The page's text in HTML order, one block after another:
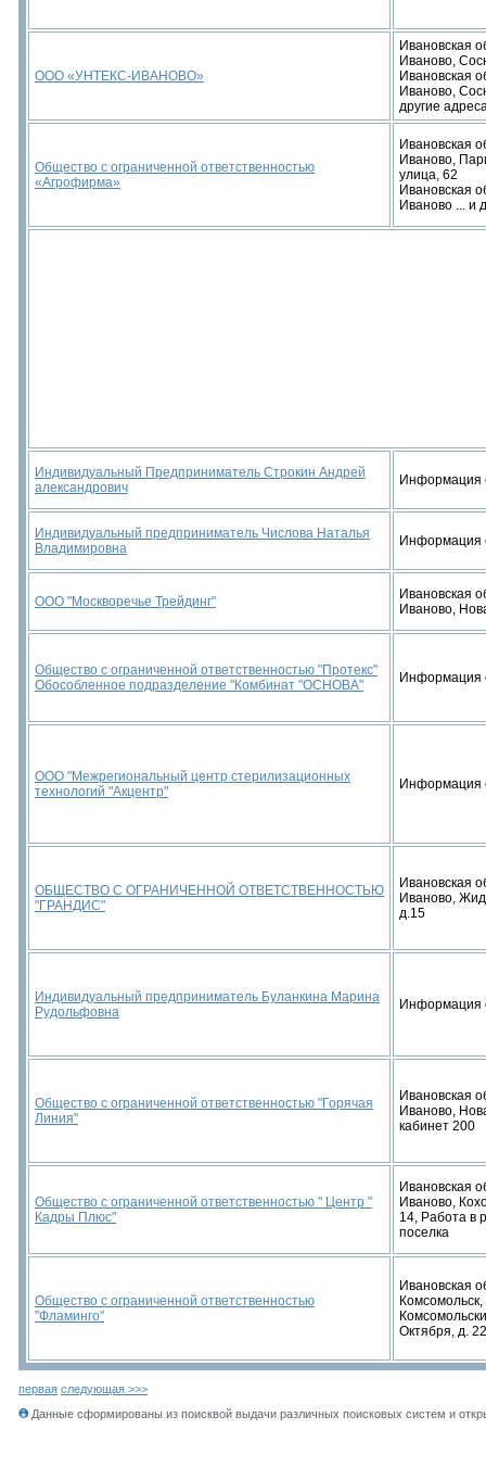
ООО «УНТЕКС-ИВАНОВО»
Ивановская
Иваново,
Ивановская
Иваново,
другие
Общество с ограниченной ответственностью
«Агрофирма»
Ивановская
Иваново,
улица, 62
Ивановская
Иваново ... и
Индивидуальный Предприниматель Строкин Андрей
александрович
Информация
Индивидуальный предприниматель Числова Наталья
Владимировна
Информация
ООО "Москворечье Трейдинг"
Ивановская
Иваново,
Общество с ограниченной ответственностью "Протекс"
Обособленное подразделение "Комбинат "ОСНОВА"
Информация
ООО "Межрегиональный центр стерилизационных
технологий "Акцентр"
Информация
ОБЩЕСТВО С ОГРАНИЧЕННОЙ ОТВЕТСТВЕННОСТЬЮ
"ГРАНДИС"
Ивановская
Иваново,
д.15
Индивидуальный предприниматель Буланкина Марина
Рудольфовна
Информация
Общество с ограниченной ответственностью "Горячая
Линия"
Ивановская
Иваново,
кабинет 200
Общество с ограниченной ответственностью " Центр "
Кадры Плюс"
Ивановская
Иваново,
14, Работа в
поселка
Общество с ограниченной ответственностью
"Фламинго"
Ивановская
Комсомольск,
Октября, д. 22
первая следующая >>>
Данные сформированы из поисквой выдачи различных поисковых систем и